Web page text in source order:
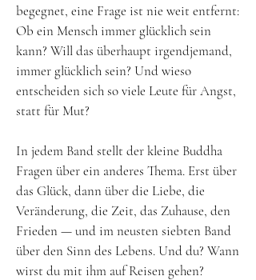
begegnet, eine Frage ist nie weit entfernt:
Ob ein Mensch immer glücklich sein
kann? Will das überhaupt irgendjemand,
immer glücklich sein? Und wieso
entscheiden sich so viele Leute für Angst,
statt für Mut?
In jedem Band stellt der kleine Buddha
Fragen über ein anderes Thema. Erst über
das Glück, dann über die Liebe, die
Veränderung, die Zeit, das Zuhause, den
Frieden — und im neusten siebten Band
über den Sinn des Lebens. Und du? Wann
wirst du mit ihm auf Reisen gehen?